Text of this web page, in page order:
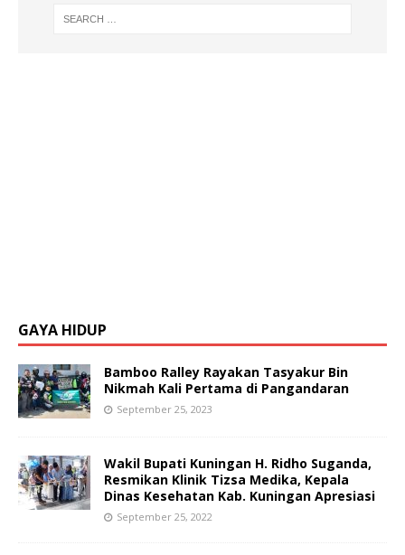
GAYA HIDUP
Bamboo Ralley Rayakan Tasyakur Bin
Nikmah Kali Pertama di Pangandaran
September 25, 2023
Wakil Bupati Kuningan H. Ridho Suganda,
Resmikan Klinik Tizsa Medika, Kepala
Dinas Kesehatan Kab. Kuningan Apresiasi
September 25, 2022